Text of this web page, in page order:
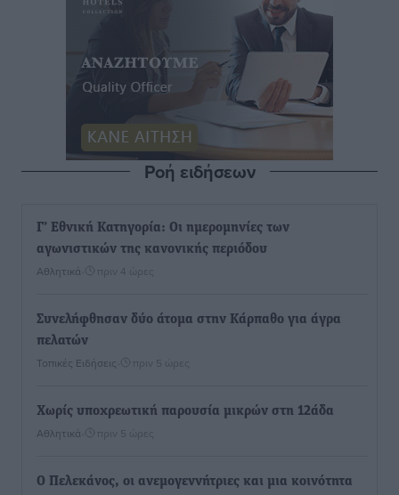
Ροή ειδήσεων
Γ’ Εθνική Κατηγορία: Οι ημερομηνίες των
αγωνιστικών της κανονικής περιόδου
Αθλητικά πριν 4 ώρες
Συνελήφθησαν δύο άτομα στην Κάρπαθο για άγρα
πελατών
Τοπικές Ειδήσεις πριν 5 ώρες
Χωρίς υποχρεωτική παρουσία μικρών στη 12άδα
Αθλητικά πριν 5 ώρες
Ο Πελεκάνος, οι ανεμογεννήτριες και μια κοινότητα